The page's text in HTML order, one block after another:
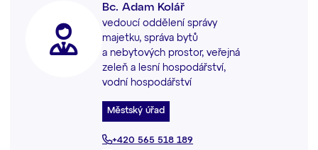
Bc. Adam Kolář
vedoucí oddělení správy
majetku, správa bytů
a nebytových prostor, veřejná
zeleň a lesní hospodářství,
vodní hospodářství
Městský úřad
+420 565 518 189